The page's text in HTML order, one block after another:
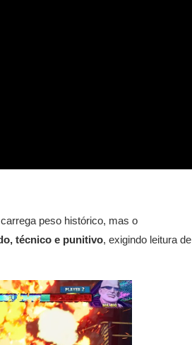
peso histórico, mas o
técnico e punitivo, exigindo leitura de